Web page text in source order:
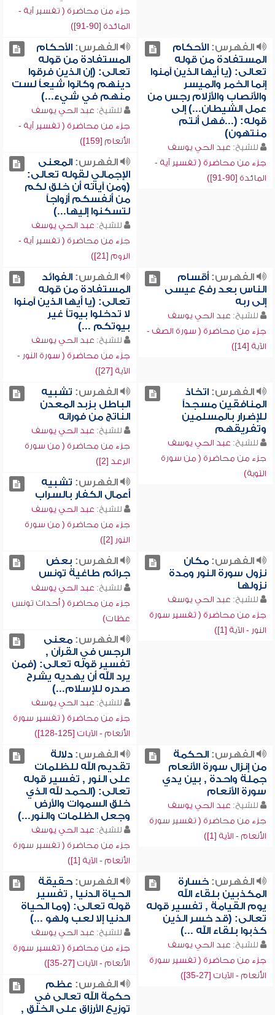
جزء من محاضرة ( تفسير آية -
المائدة [90-91])
الفهرس:الأحكام
المستفادة من قوله
تعالى: (يا أيها الذين آمنوا
إنما الخمر والميسر
والأنصاب والأزلام رجس من
عمل الشيطان...) إلى
قوله: (...فهل أنتم
منتهون)
للشيخ: عبد الحي يوسف
جزء من محاضرة ( تفسير آية -
المائدة [90-91])
الفهرس:الأحكام
المستفادة من قوله
تعالى: (إن الذين فرقوا
دينهم وكانوا شيعاً لست
منهم في شيء...)
للشيخ: عبد الحي يوسف
جزء من محاضرة ( تفسير آية -
الأنعام [159])
الفهرس:المعنى
الإجمالي لقوله تعالى:
(ومن آياته أن خلق لكم
من أنفسكم أزواجاً
لتسكنوا إليها...)
للشيخ: عبد الحي يوسف
جزء من محاضرة ( تفسير آية -
الروم [21])
الفهرس:أقسام
الناس بعد رفع عيسى
إلى ربه
للشيخ: عبد الحي يوسف
جزء من محاضرة ( سورة الصف -
الآية [14])
الفهرس:الفوائد
المستفادة من قوله
تعالى: (يا أيها الذين آمنوا
لا تدخلوا بيوتاً غير
بيوتكم ...)
للشيخ: عبد الحي يوسف
جزء من محاضرة ( سورة النور -
الآية [27])
الفهرس:اتخاذ
المنافقين مسجداً
للإضرار بالمسلمين
وتفريقهم
للشيخ: عبد الحي يوسف
جزء من محاضرة ( من سورة
التوبة)
الفهرس: تشبيه
الباطل بزبد المعدن
الناتج من فورانه
للشيخ: عبد الحي يوسف
جزء من محاضرة ( من سورة
الرعد [2])
الفهرس: تشبيه
أعمال الكفار بالسراب
للشيخ: عبد الحي يوسف
جزء من محاضرة ( من سورة
النور [2])
الفهرس:مكان
نزول سورة النور ومدة
نزولها
للشيخ: عبد الحي يوسف
جزء من محاضرة ( تفسير سورة
النور - الآية [1])
الفهرس: بعض
جرائم طاغية تونس
للشيخ: عبد الحي يوسف
جزء من محاضرة ( أحداث تونس
عظات)
الفهرس:معنى
الرجس في القرآن ,
تفسير قوله تعالى: (فمن
يرد الله أن يهديه يشرح
صدره للإسلام...)
للشيخ: عبد الحي يوسف
جزء من محاضرة ( تفسير سورة
الأنعام - الآيات [125-128])
الفهرس:الحكمة
من إنزال سورة الأنعام
جملة واحدة , بين يدي
سورة الأنعام
للشيخ: عبد الحي يوسف
جزء من محاضرة ( تفسير سورة
الأنعام - الآية [1])
الفهرس:دلالة
تقديم الله للظلمات
على النور , تفسير قوله
تعالى: (الحمد لله الذي
خلق السموات والأرض
وجعل الظلمات والنور...)
للشيخ: عبد الحي يوسف
جزء من محاضرة ( تفسير سورة
الأنعام - الآية [1])
الفهرس:خسارة
المكذبين بلقاء الله
يوم القيامة , تفسير قوله
تعالى: (قد خسر الذين
كذبوا بلقاء الله ...)
للشيخ: عبد الحي يوسف
جزء من محاضرة ( تفسير سورة
الأنعام - الآيات [27-35])
الفهرس:حقيقة
الحياة الدنيا , تفسير
قوله تعالى: (وما الحياة
الدنيا إلا لعب ولهو ...)
للشيخ: عبد الحي يوسف
جزء من محاضرة ( تفسير سورة
الأنعام - الآيات [27-35])
الفهرس: عظم
حكمة الله تعالى في
توزيع الأرزاق على الخلق ,